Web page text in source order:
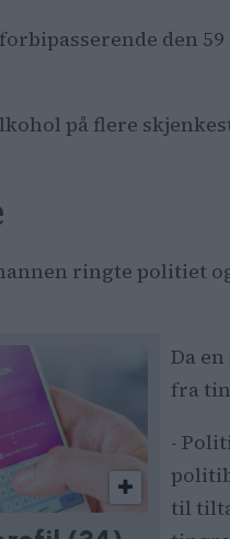
bevæpnet med en
misforståelse.
den
på flere
ringte politiet
Da
fra
-
til